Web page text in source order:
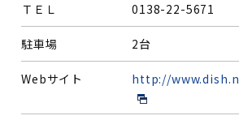
ＴＥＬ 0138-22-5671
駐車場 2台
Webサイト http://